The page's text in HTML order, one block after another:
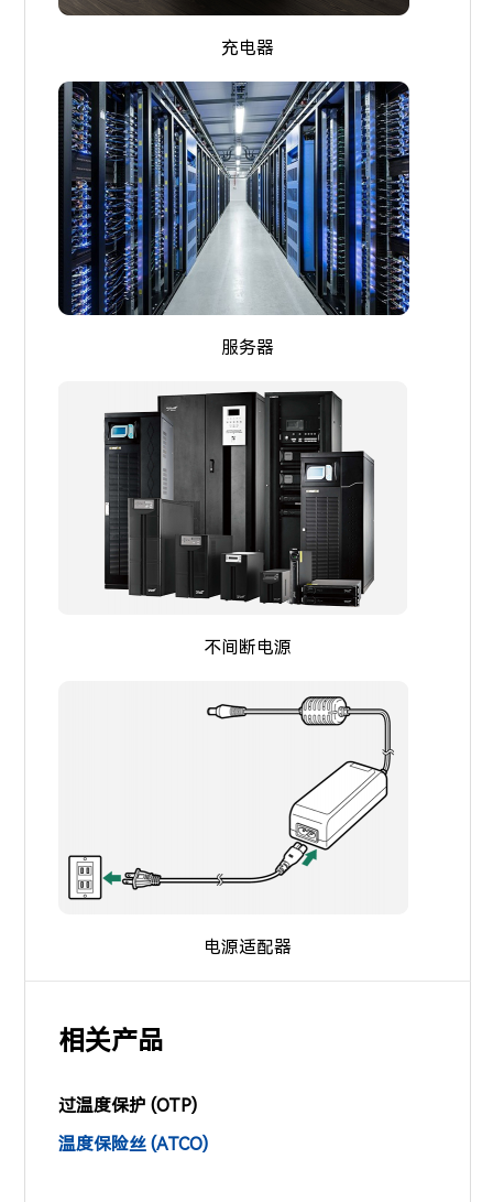
充电器
服务器
不间断电源
电源适配器
相关产品
过温度保护 (OTP)
温度保险丝 (ATCO)